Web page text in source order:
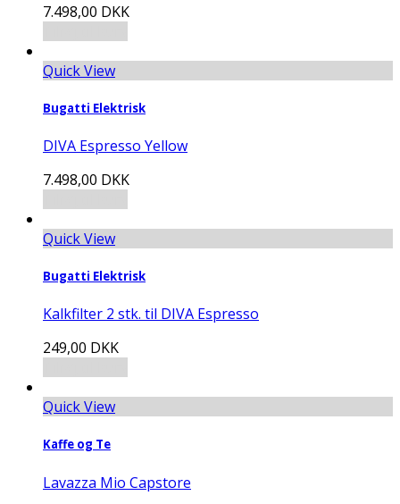
7.498,00 DKK
Quick View
Bugatti Elektrisk
DIVA Espresso Yellow
7.498,00 DKK
Quick View
Bugatti Elektrisk
Kalkfilter 2 stk. til DIVA Espresso
249,00 DKK
Quick View
Kaffe og Te
Lavazza Mio Capstore